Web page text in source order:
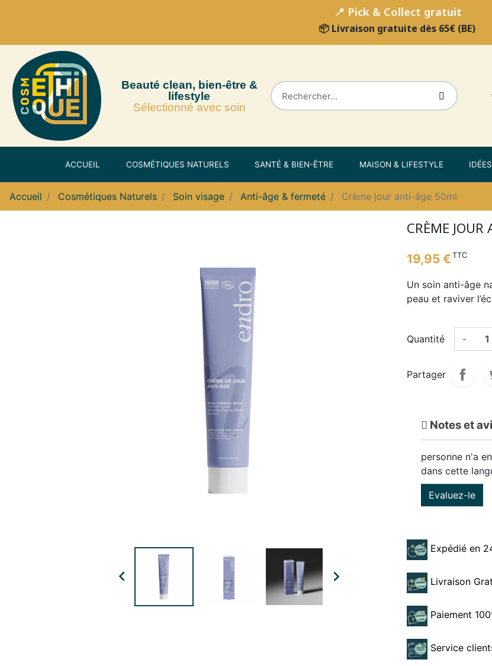
📍 Pick & Collect gratuit
📦 Livraison gratuite dès 65€ (BE)
Beauté clean, bien-être &
lifestyle
Sélectionné avec soin
ACCUEIL COSMÉTIQUES NATURELS SANTÉ & BIEN-ÊTRE MAISON & LIFESTYLE
Accueil Cosmétiques Naturels Soin visage Anti-âge & fermeté Crème jour anti-âge 50ml
 
CRÈME
19,95 € TTC
Un soin anti-âge
peau et raviver
Quantité -
Partager
Notes et
personne n'a
dans cette
Evaluez-le
Expédié en
Livraison
Paiement
Service